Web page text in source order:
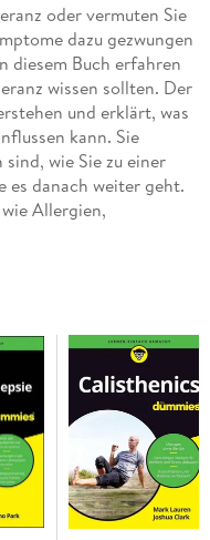
oder vermuten Sie
dazu gezwungen
diesem Buch erfahren
wissen sollten. Der
und erklärt, was
kann. Sie
wie Sie zu einer
es danach weiter geht.
Allergien,
Hintergrundinfos 21
einer Histaminintoleranz
Beschwerdebild 81